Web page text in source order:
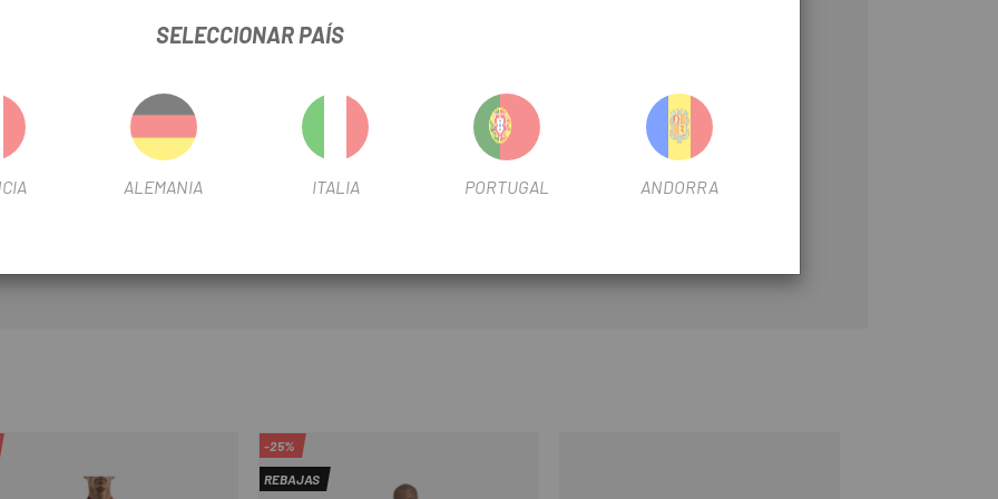
-25%
REBAJAS
SELECCIONAR PAÍS
ALEMANIA ITALIA PORTUGAL ANDORRA